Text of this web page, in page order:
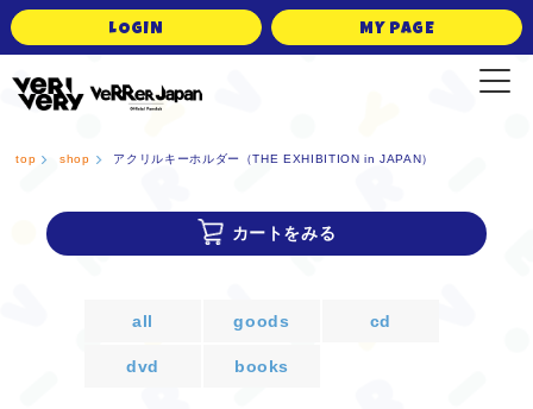
LOGIN MY PAGE
top shop アクリルキーホルダー（THE EXHIBITION in JAPAN）
カートをみる
all goods cd
dvd books